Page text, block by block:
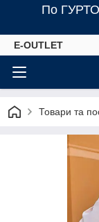
По
E-OUTLET
Товари та